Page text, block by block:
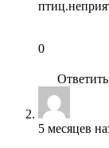
0
Ответить
5 месяцев